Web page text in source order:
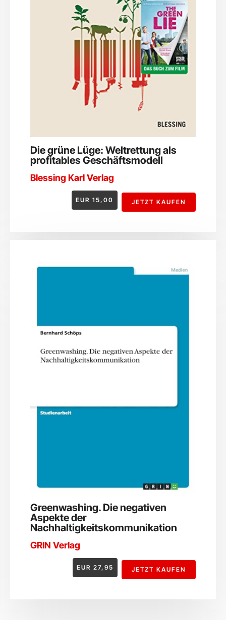
Die grüne Lüge: Weltrettung als
profitables Geschäftsmodell
Blessing Karl Verlag
EUR 15,00 JETZT KAUFEN
Greenwashing. Die negativen
Aspekte der
Nachhaltigkeitskommunikation
GRIN Verlag
EUR 27,95 JETZT KAUFEN